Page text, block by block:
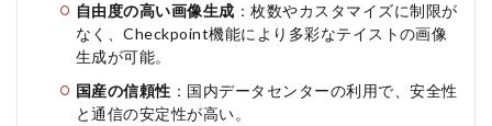
自由度の高い画像生成 ：枚数やカスタマイズに制限が
なく、Checkpoint機能により多彩なテイストの画像
生成が可能。
国産の信頼性 ：国内データセンターの利用で、安全性
と通信の安定性が高い。